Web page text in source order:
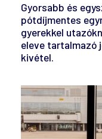
Gyorsabb és
pótdíjmentes
gyerekkel
eleve tartalmazó
kivétel.